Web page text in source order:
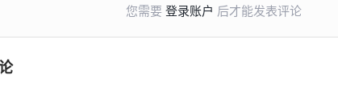
您需要 登录账户 后才能发表评论